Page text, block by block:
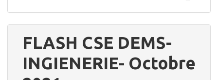
FLASH CSE DEMS-
INGIENERIE- Octobre